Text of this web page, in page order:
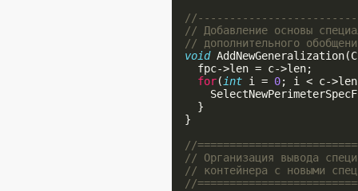
// Добавление основы
// дополнительного
void
    fpc->len = c->len;
for( int i = 0; i < c-
    }
  }
//
// Организация вывода
// контейнера с новыми
//